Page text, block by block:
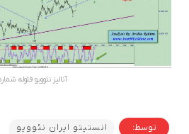
آنالیز نئوویو فلوله شماره
توسط:
انستیتو ایران نئوویو